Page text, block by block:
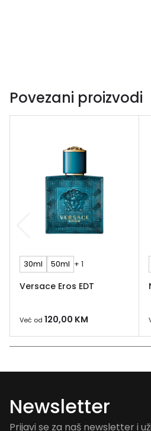
Povezani proizvodi
30ml 50ml + 1
Versace Eros EDT
Već od 120,00 KM
Newsletter
Prijavi se za naš newsletter i